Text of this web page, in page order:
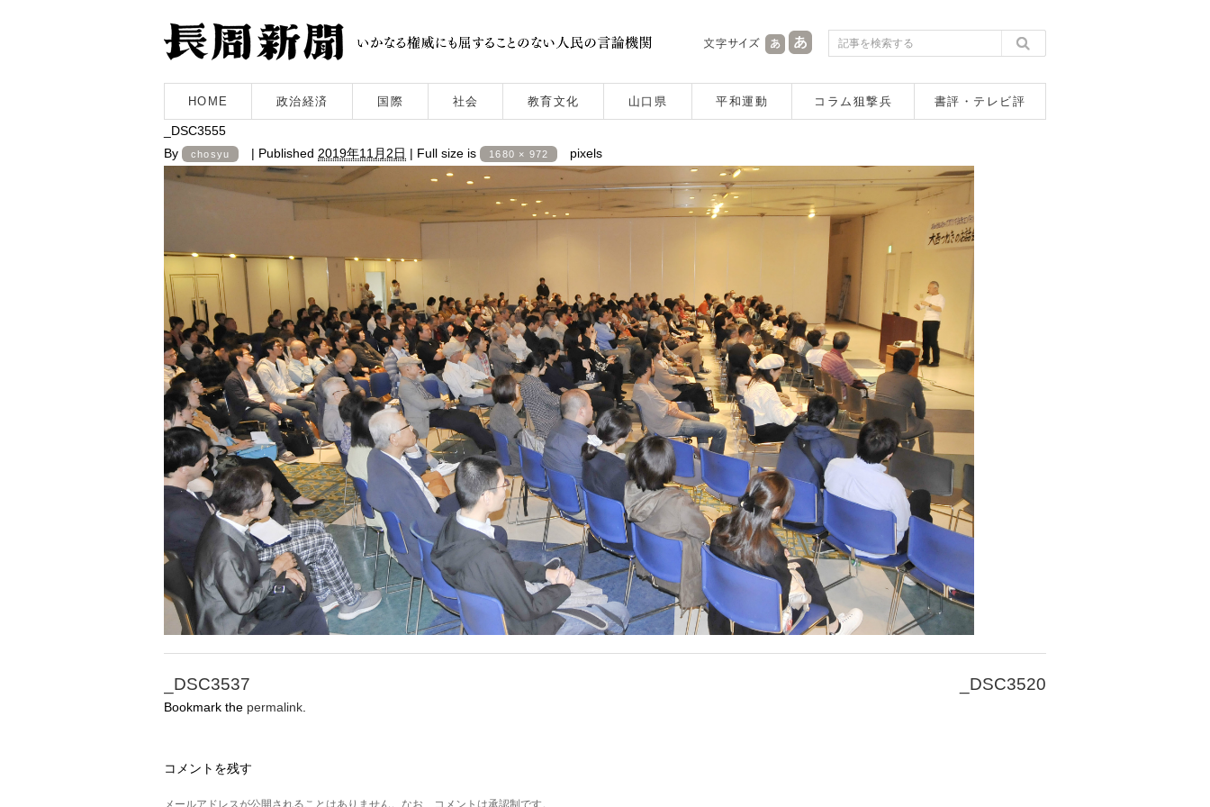
HOME 政治経済 国際 社会 教育文化 山口県 平和運動 コラム狙撃兵 書評・テレビ評
_DSC3555
By
chosyu | Published 2019年11月2日 | Full size is 1680 × 972 pixels
_DSC3537 _DSC3520
Bookmark the permalink
コメントを残す
メールアドレスが公開されることはありません。なお、コメントは承認制です。